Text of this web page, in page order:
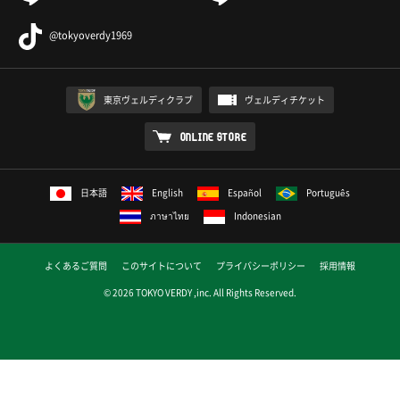
@tokyoverdy1969
東京ヴェルディクラブ ヴェルディチケット
ONLINE STORE
日本語 English Español
Português
ภาษาไทย
Indonesian
よくあるご質問 このサイトについて プライバシーポリシー
採用情報
© 2026 TOKYO VERDY ,inc. All Rights Reserved.